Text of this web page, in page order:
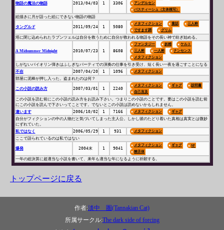
物語の魔法の物語 2013/04/03 1 3306
アンデルセン
パスティーシュ（文体模写）
絵描きに月が語った絵にできない物語の物語
タングルド 2011/09/24 1 5080
メタフィクション 童話
三人称
ですます調
グリム
塔に閉じ込められたラプンツェルは自分を救うために自分が救われる物語をその長い神で紡ぎ始める。
A Midsummer Midnight 2010/07/23 1 8608
ファンタジー 妖精
ケルト
三人称
一人称
ナンセンス
メタフィクション
しがないバイオリン弾きはふしぎなパーティでの演奏の仕事を引き受け、短く長い一夜を過ごすことになる
不在
2007/04/20 1 1096 メタフィクション
部屋に泥棒が押し入った。盗まれたのは何？
この小説の読み方 2007/03/01 1 2240
メタフィクション ギャグ
説明書
自己言及
この小説を読む前にこの小説の読み方をお読み下さい。つまりこの小説のことです。要はこの小説を読む前
にこの小説を読んで下さいってことです。でないとこの小説は読めないかもしれません。
違います
2006/10/02 1 7166 メタフィクション ギャグ
自分がフィクションの中の人物だと気づいてしまった主人公。しかし彼のたどり着いた真相は真実とは微妙
にずれていた。
私ではなく
2006/05/29 1 931 メタフィクション
ここで語られているのは私ではない
爆発 2004末 1 9041
メタフィクション ギャグ
SF
饒舌体
一年の総決算に超適当な小説を書いて、来年も適当な年になるように祈願する。
トップページに戻る
作者:淡中 圏(Tannakian Cat)
所属サークル:The dark side of forcing